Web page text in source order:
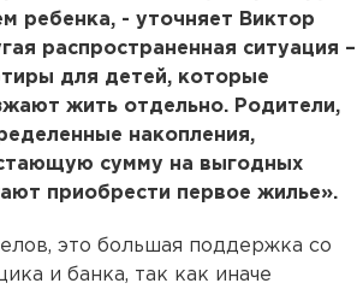
ребенка, - уточняет Виктор
распространенная ситуация –
для детей, которые
жить отдельно. Родители,
накопления,
сумму на выгодных
приобрести первое жилье».
это большая поддержка со
и банка, так как иначе